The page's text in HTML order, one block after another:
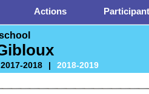
Actions
2017-2018 | 2018-2019